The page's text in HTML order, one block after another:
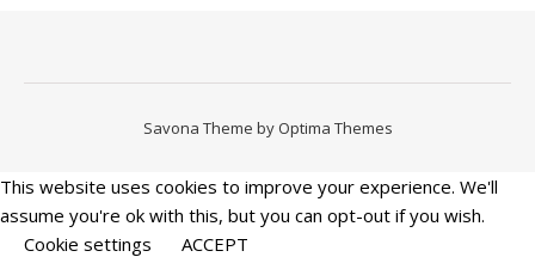
Savona Theme by Optima Themes
This website uses cookies to improve your experience. We'll
assume you're ok with this, but you can opt-out if you wish.
Cookie settings
ACCEPT